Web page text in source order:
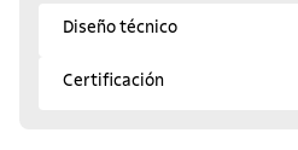
Diseño técnico
Certificación